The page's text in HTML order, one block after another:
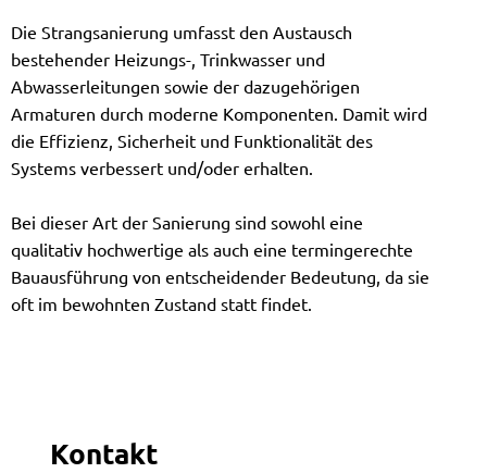
Die Strangsanierung umfasst den Austausch
bestehender Heizungs-, Trinkwasser und
Abwasserleitungen sowie der dazugehörigen
Armaturen durch moderne Komponenten. Damit wird
die Effizienz, Sicherheit und Funktionalität des
Systems verbessert und/oder erhalten.
Bei dieser Art der Sanierung sind sowohl eine
qualitativ hochwertige als auch eine termingerechte
Bauausführung von entscheidender Bedeutung, da sie
oft im bewohnten Zustand statt findet.
Kontakt